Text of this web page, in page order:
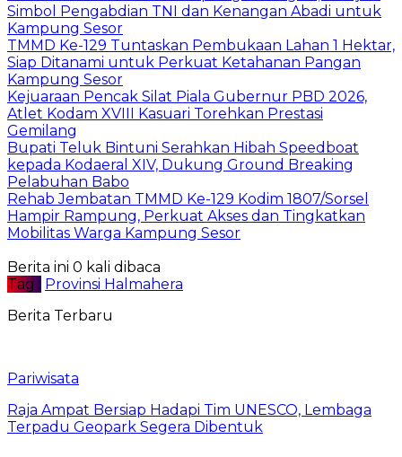
Simbol Pengabdian TNI dan Kenangan Abadi untuk
Kampung Sesor
TMMD Ke-129 Tuntaskan Pembukaan Lahan 1 Hektar,
Siap Ditanami untuk Perkuat Ketahanan Pangan
Kampung Sesor
Kejuaraan Pencak Silat Piala Gubernur PBD 2026,
Atlet Kodam XVIII Kasuari Torehkan Prestasi
Gemilang
Bupati Teluk Bintuni Serahkan Hibah Speedboat
kepada Kodaeral XIV, Dukung Ground Breaking
Pelabuhan Babo
Rehab Jembatan TMMD Ke-129 Kodim 1807/Sorsel
Hampir Rampung, Perkuat Akses dan Tingkatkan
Mobilitas Warga Kampung Sesor
Berita ini 0 kali dibaca
Tag : Provinsi Halmahera
Berita Terbaru
Pariwisata
Raja Ampat Bersiap Hadapi Tim UNESCO, Lembaga
Terpadu Geopark Segera Dibentuk